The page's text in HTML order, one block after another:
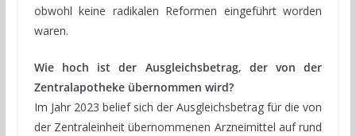
obwohl keine radikalen Reformen eingeführt worden
waren.
Wie hoch ist der Ausgleichsbetrag, der von der
Zentralapotheke übernommen wird?
Im Jahr 2023 belief sich der Ausgleichsbetrag für die von
der Zentraleinheit übernommenen Arzneimittel auf rund